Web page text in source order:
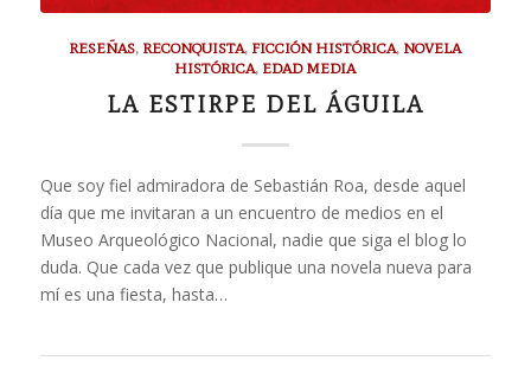
RESEÑAS, RECONQUISTA, FICCIÓN HISTÓRICA, NOVELA
HISTÓRICA, EDAD MEDIA
LA ESTIRPE DEL ÁGUILA
Que soy fiel admiradora de Sebastián Roa, desde aquel
día que me invitaran a un encuentro de medios en el
Museo Arqueológico Nacional, nadie que siga el blog lo
duda. Que cada vez que publique una novela nueva para
mí es una fiesta, hasta…